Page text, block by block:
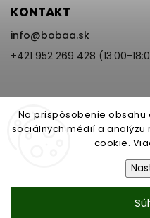
Na prispôsobenie
sociálnych médií a
cookie.
KONTAKT
info@bobaa.sk
+421 952 269 428 (13:00-
Upraviť
Nastavenie